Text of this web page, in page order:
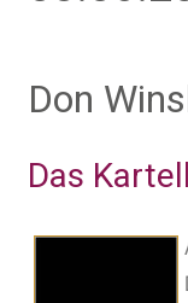
Don
Das Kartell